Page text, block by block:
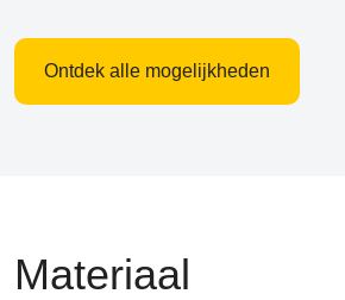
Ontdek alle mogelijkheden
Materiaal